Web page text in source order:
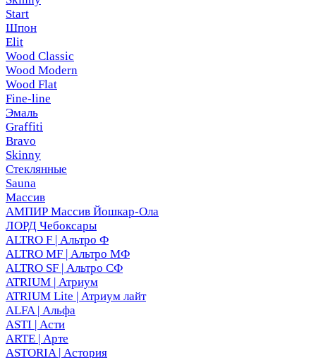
Start
Шпон
Elit
Wood Classic
Wood Modern
Wood Flat
Fine-line
Эмаль
Graffiti
Bravo
Skinny
Стеклянные
Sauna
Массив
АМПИР Массив Йошкар-Ола
ЛОРД Чебоксары
ALTRO F | Альтро Ф
ALTRO MF | Альтро МФ
ALTRO SF | Альтро СФ
ATRIUM | Атриум
ATRIUM Lite | Атриум лайт
ALFA | Альфа
ASTI | Асти
ARTE | Арте
ASTORIA | Астория